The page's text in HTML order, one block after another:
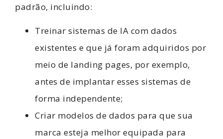
padrão, incluindo:
Treinar sistemas de IA com dados
existentes e que já foram adquiridos por
meio de landing pages, por exemplo,
antes de implantar esses sistemas de
forma independente;
Criar modelos de dados para que sua
marca esteja melhor equipada para